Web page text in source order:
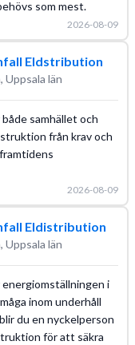
som mest.
2026-08-09
Eldstribution
län
samhället och
från krav och
2026-08-09
Eldistribution
län
i
inom underhåll
du en nyckelperson
för att säkra